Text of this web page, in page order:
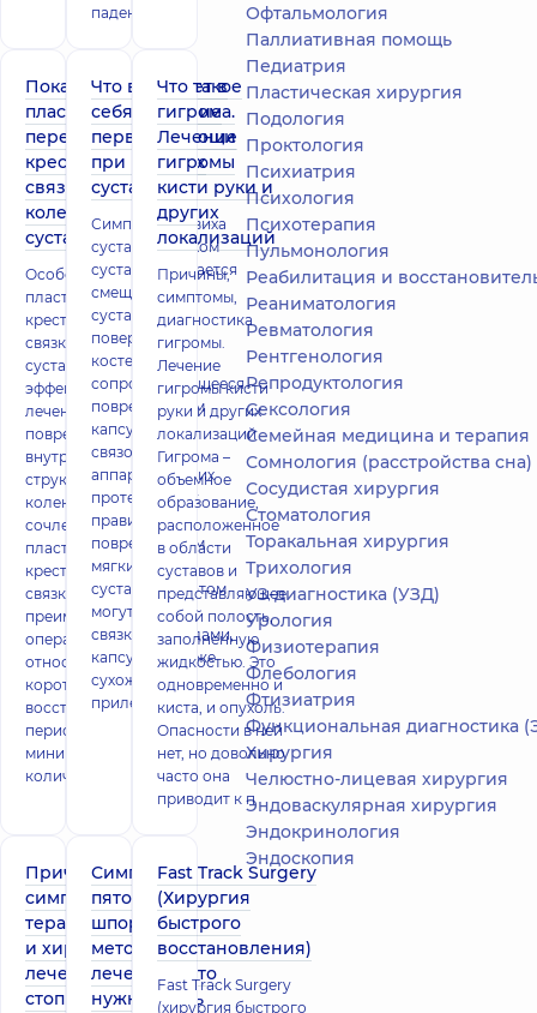
падение. Так
Показания к
пластике
передней
крестообразной
связки
коленного
сустава
Особенности
пластики
крестообразной
связки коленного
сустава Наиболее
эффективный метод
лечения
повреждений
внутрисуставных
структур
коленного
сочленения –
пластика передней
крестообразной
связки. К
преимуществам
операции
относится
короткий
восстановительный
период и
минимальное
количество
Что включает в
себя оказание
первой помощи
при вывихах
суставов
Симптомы вывиха
сустава Вывихом
сустава называется
смещение
суставной
поверхности
костей,
сопровождающееся
повреждением
капсульно-
связочного
аппарата. Вывих
протекает, как
правило, с
повреждением
мягких тканей
сустава. При этом
могут рваться
связки с сосудами,
капсула, а также
сухожилия
прилегающих
Что такое
гигрома.
Лечение
гигромы
кисти руки и
других
локализаций
Причины,
симптомы,
диагностика
гигромы.
Лечение
гигромы кисти
руки и других
локализаций
Гигрома –
объемное
образование,
расположенное
в области
суставов и
представляющее
собой полость,
заполненную
жидкостью. Это
одновременно и
киста, и опухоль.
Опасности в ней
нет, но довольно
часто она
приводит к п
Причины и
симптомы,
терапевтическое
и хирургическое
лечение полой
стопы
Симптомы
пяточной
шпоры,
методы
лечения – что
нужно знать
Fast Track Surgery
(Хирургия
быстрого
восстановления)
Fast Track Surgery
(хирургия быстрого
Офтальмология
Паллиативная помощь
Педиатрия
Пластическая хирургия
Подология
Проктология
Психиатрия
Психология
Психотерапия
Пульмонология
Реабилитация и восстановительное
Реаниматология
Ревматология
Рентгенология
Репродуктология
Сексология
Семейная медицина и терапия
Сомнология (расстройства сна)
Сосудистая хирургия
Стоматология
Торакальная хирургия
Трихология
УЗ-диагностика (УЗД)
Урология
Физиотерапия
Флебология
Фтизиатрия
Функциональная диагностика (ЭКГ, холтер,
Хирургия
Челюстно-лицевая хирургия
Эндоваскулярная хирургия
Эндокринология
Эндоскопия